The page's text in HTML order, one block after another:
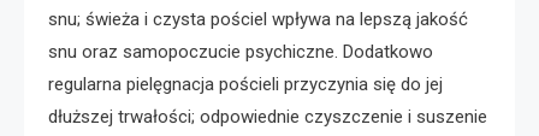
snu; świeża i czysta pościel wpływa na lepszą jakość
snu oraz samopoczucie psychiczne. Dodatkowo
regularna pielęgnacja pościeli przyczynia się do jej
dłuższej trwałości; odpowiednie czyszczenie i suszenie